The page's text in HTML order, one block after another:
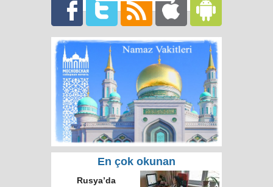
En çok okunan
Rusya’da